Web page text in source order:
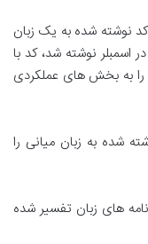
نوشته شده به یک زبان
اسمبلر نوشته شد، کد با
را به بخش های عملکردی
شده به زبان میانی را
های زبان تفسیر شده